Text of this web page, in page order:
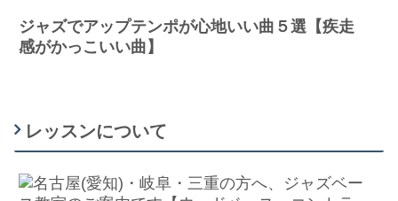
ジャズでアップテンポが心地いい曲５選【疾走
感がかっこいい曲】
レッスンについて